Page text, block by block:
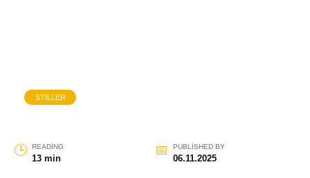
STILLER
READING
13 min
PUBLISHED BY
06.11.2025